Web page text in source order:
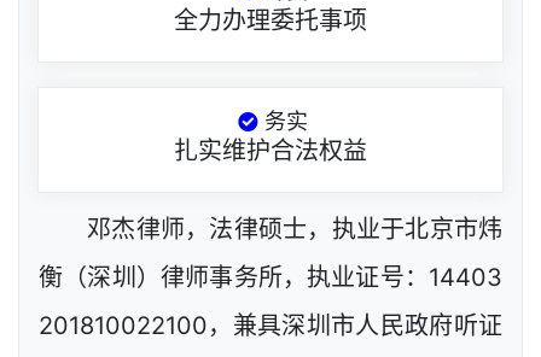
全力办理委托事项
务实
扎实维护合法权益
邓杰律师，法律硕士，执业于北京市炜
衡（深圳）律师事务所，执业证号：14403
201810022100，兼具深圳市人民政府听证